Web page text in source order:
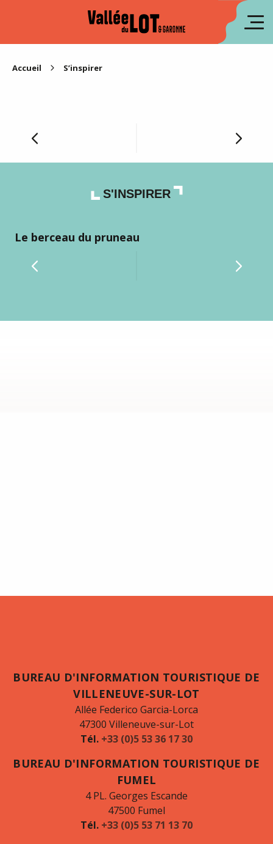
Accueil S’inspirer
Lot-et-Garonne
S'INSPIRER
Le berceau du pruneau
BUREAU D'INFORMATION TOURISTIQUE DE
VILLENEUVE-SUR-LOT
Allée Federico Garcia-Lorca
47300 Villeneuve-sur-Lot
Tél. +33 (0)5 53 36 17 30
BUREAU D'INFORMATION TOURISTIQUE DE
FUMEL
4 PL. Georges Escande
47500 Fumel
Tél. +33 (0)5 53 71 13 70